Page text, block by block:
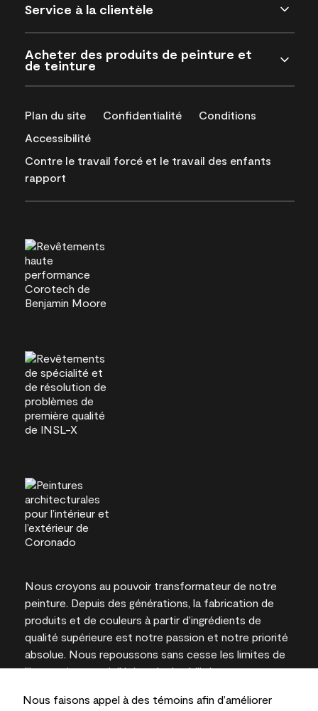
Nous faisons appel à des témoins afin d’améliorer
Service à la clientèle
Acheter des produits de peinture et
de teinture
Plan du site Confidentialité
Conditions
Accessibilité
Contre le travail forcé et le travail des enfants
rapport
Nous croyons au pouvoir transformateur de notre
peinture. Depuis des générations, la fabrication de
produits et de couleurs à partir d’ingrédients de
qualité supérieure est notre passion et notre priorité
absolue. Nous repoussons sans cesse les limites de
l’innovation et privilégions la durabilité pour
l’expertise locale.